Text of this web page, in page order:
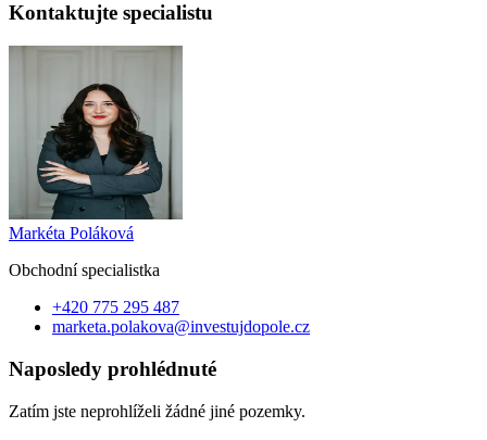
Kontaktujte specialistu
Markéta Poláková
Obchodní specialistka
+420 775 295 487
marketa.polakova@investujdopole.cz
Naposledy prohlédnuté
Zatím jste neprohlíželi žádné jiné pozemky.